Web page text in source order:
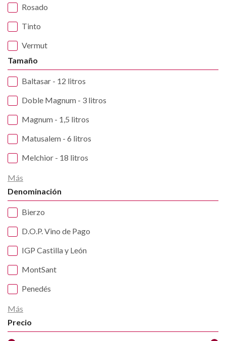
Rosado
Tinto
Vermut
Tamaño
Baltasar - 12 litros
Doble Magnum - 3 litros
Magnum - 1,5 litros
Matusalem - 6 litros
Melchior - 18 litros
Más
Denominación
Bierzo
D.O.P. Vino de Pago
IGP Castilla y León
MontSant
Penedés
Más
Precio